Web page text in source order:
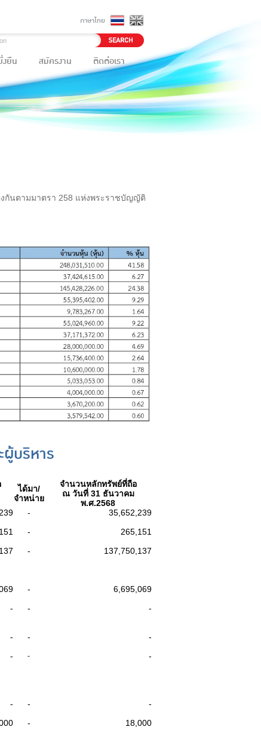
ภาษาไทย
ยืน สมัครงาน ติดต่อเรา
กันตามมาตรา 258 แห่งพระราชบัญญัติ
บริหาร
ได้มา/
จำหน่าย
จำนวนหลักทรัพย์ที่ถือ
ณ วันที่ 31 ธันวาคม
พ.ศ.2568
-
35,652,239
-
265,151
-
137,750,137
-
6,695,069
- -
-
- -
-
- -
-
- -
-
-
18,000